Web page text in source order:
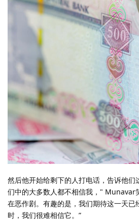
然后他开始给剩下的人打电话，告诉他们
们中的大多数人都不相信我，" Munavar
在恶作剧。有趣的是，我们期待这一天已
时，我们很难相信它。”